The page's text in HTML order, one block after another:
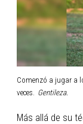
Comenzó a jugar a
veces.
Gentileza.
Más allá de su